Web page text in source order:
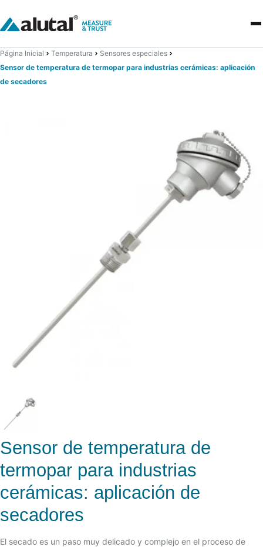
Página Inicial Temperatura
Sensores especiales
Sensor de temperatura de termopar para industrias cerámicas: aplicación
de secadores
Sensor de temperatura de
termopar para industrias
cerámicas: aplicación de
secadores
El secado es un paso muy delicado y complejo en el proceso de